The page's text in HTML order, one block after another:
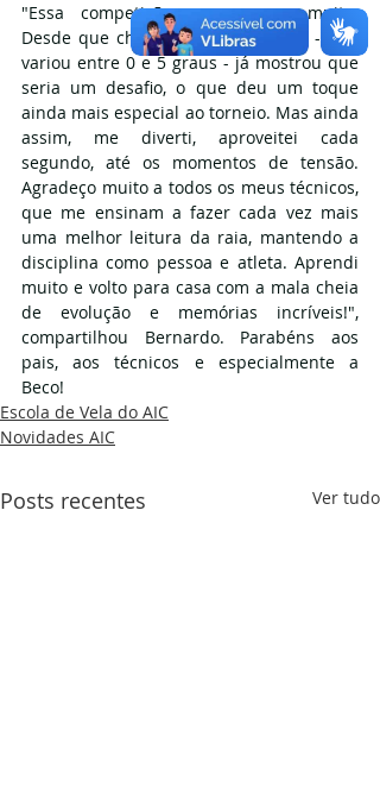
"Essa competição me marcou muito.
Desde que cheguei, a temperatura - que
variou entre 0 e 5 graus - já mostrou que
seria um desafio, o que deu um toque
ainda mais especial ao torneio. Mas ainda
assim, me diverti, aproveitei cada
segundo, até os momentos de tensão.
Agradeço muito a todos os meus técnicos,
que me ensinam a fazer cada vez mais
uma melhor leitura da raia, mantendo a
disciplina como pessoa e atleta. Aprendi
muito e volto para casa com a mala cheia
de evolução e memórias incríveis!",
compartilhou Bernardo. Parabéns aos
pais, aos técnicos e especialmente a
Beco!
Escola de Vela do AIC
Novidades AIC
Posts recentes Ver tudo